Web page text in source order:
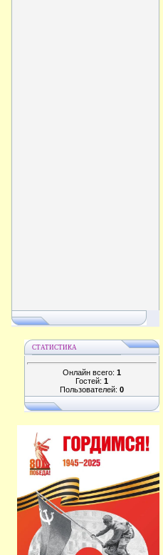
СТАТИСТИКА
Онлайн всего: 1
Гостей: 1
Пользователей: 0